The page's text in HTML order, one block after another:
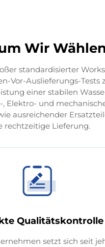
Wir
standardisierter
Vor-Auslieferungs-Tests
einer stabilen
Elektro- und
ausreichender
rechtzeitige Lieferung.
Qualitätskontrolle
setzt sich seit